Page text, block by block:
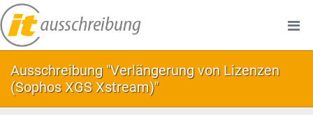
Ausschreibung "Verlängerung von Lizenzen
(Sophos XGS Xstream)"